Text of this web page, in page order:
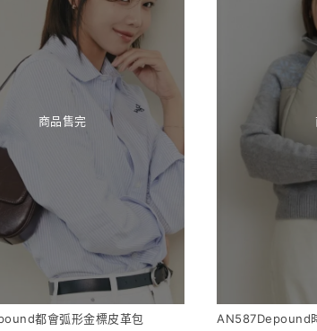
商品售完
都會弧形金標皮革包
AN587Depound